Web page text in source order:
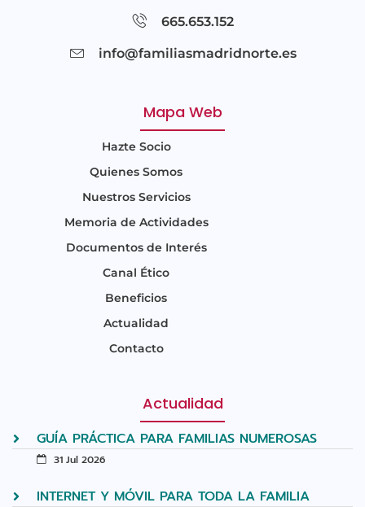
665.653.152
info@familiasmadridnorte.es
Mapa Web
Hazte Socio
Quienes Somos
Nuestros Servicios
Memoria de Actividades
Documentos de Interés
Canal Ético
Beneficios
Actualidad
Contacto
Actualidad
GUÍA PRÁCTICA PARA FAMILIAS NUMEROSAS
31 Jul 2026
INTERNET Y MÓVIL PARA TODA LA FAMILIA